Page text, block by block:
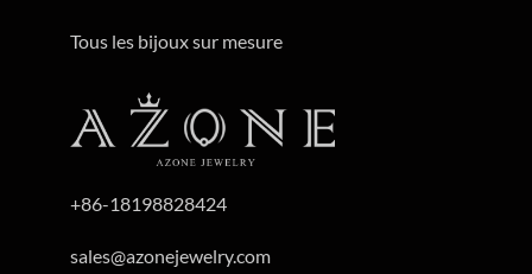
+86-18198828424
sales@azonejewelry.com
Tous les bijoux sur mesure